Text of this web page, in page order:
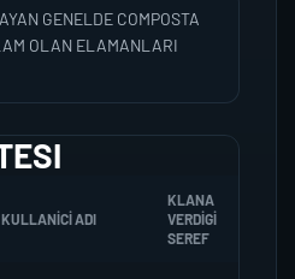
GENELDE COMPOSTA
OLAN ELAMANLARI
KULLANICI ADI
KLANA
VERDIGI
SEREF